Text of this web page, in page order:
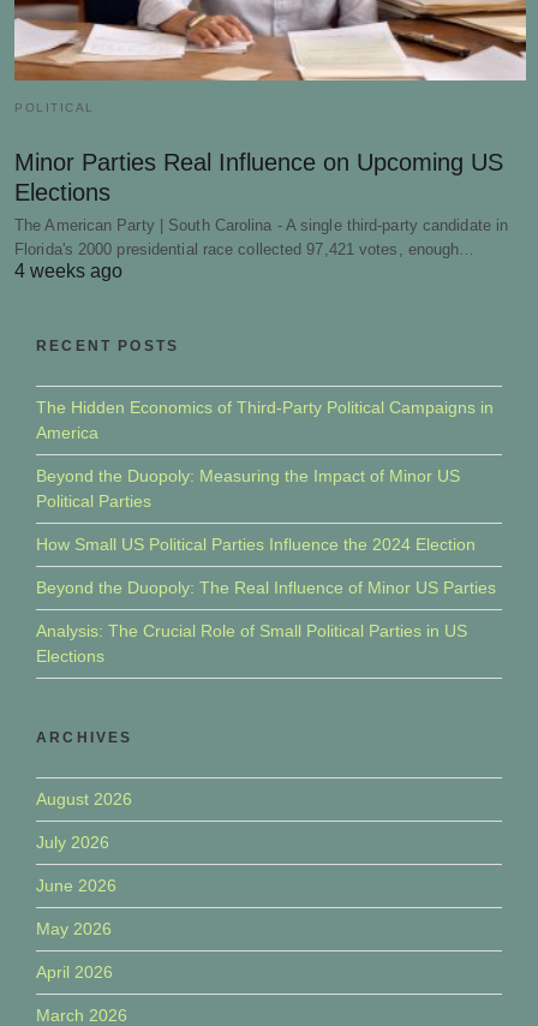
POLITICAL
Minor Parties Real Influence on Upcoming US
Elections
The American Party | South Carolina - A single third-party candidate in
Florida's 2000 presidential race collected 97,421 votes, enough…
4 weeks ago
RECENT POSTS
The Hidden Economics of Third-Party Political Campaigns in
America
Beyond the Duopoly: Measuring the Impact of Minor US
Political Parties
How Small US Political Parties Influence the 2024 Election
Beyond the Duopoly: The Real Influence of Minor US Parties
Analysis: The Crucial Role of Small Political Parties in US
Elections
ARCHIVES
August 2026
July 2026
June 2026
May 2026
April 2026
March 2026